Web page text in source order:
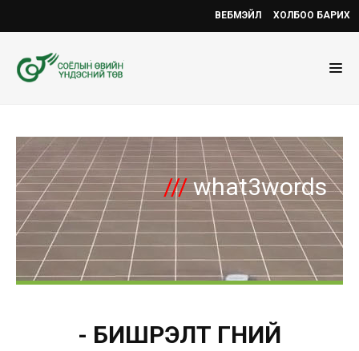
ВЕБМЭЙЛ ХОЛБОО БАРИХ
///what3words
- БИШРЭЛТ ГҮНИЙ